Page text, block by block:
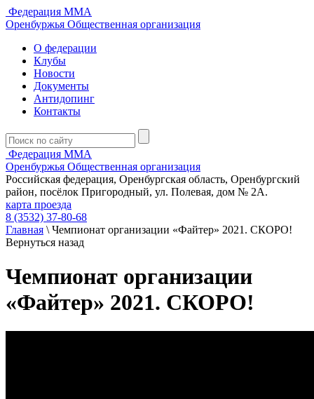
Федерация ММА
Оренбуржья Общественная организация
О федерации
Клубы
Новости
Документы
Антидопинг
Контакты
Федерация ММА
Оренбуржья Общественная организация
Российская федерация, Оренбургская область, Оренбургский
район, посёлок Пригородный, ул. Полевая, дом № 2А.
карта проезда
8 (3532) 37-80-68
Главная \ Чемпионат организации «Файтер» 2021. СКОРО!
Вернуться назад
Чемпионат организации
«Файтер» 2021. СКОРО!